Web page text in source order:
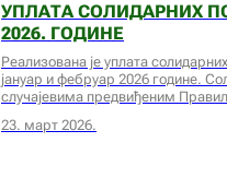
УПЛАТА СОЛИДАРНИХ
2026. ГОДИНЕ
Реализована је уплата
јануар и фебруар 2026 године.
случајевима предвиђеним
23. март 2026.